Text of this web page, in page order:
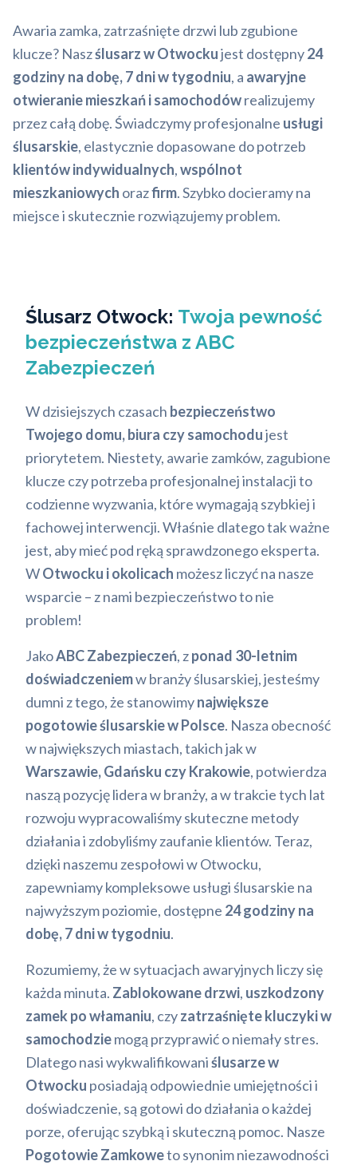
Awaria zamka, zatrzaśnięte drzwi lub zgubione
klucze? Naszślusarz w Otwockujest dostępny24
godziny na dobę, 7 dni w tygodniu, a awaryjne
otwieranie mieszkań i samochodówrealizujemy
przez całą dobę. Świadczymy profesjonalne usługi
ślusarskie, elastycznie dopasowane do potrzeb
klientów indywidualnych,wspólnot
mieszkaniowych orazfirm. Szybko docieramy na
miejsce i skutecznie rozwiązujemy problem.
Ślusarz Otwock: Twoja pewność
bezpieczeństwa z ABC
Zabezpieczeń
W dzisiejszych czasach bezpieczeństwo
Twojego domu, biura czy samochodujest
priorytetem. Niestety, awarie zamków, zagubione
klucze czy potrzeba profesjonalnej instalacji to
codzienne wyzwania, które wymagają szybkiej i
fachowej interwencji. Właśnie dlatego tak ważne
jest, aby mieć pod ręką sprawdzonego eksperta.
WOtwocku i okolicach możesz liczyć na nasze
wsparcie – z nami bezpieczeństwo to nie
problem!
JakoABC Zabezpieczeń, zponad 30-letnim
doświadczeniemw branży ślusarskiej, jesteśmy
dumni z tego, że stanowimynajwiększe
pogotowie ślusarskie w Polsce. Nasza obecność
w największych miastach, takich jak w
Warszawie, Gdańsku czy Krakowie, potwierdza
naszą pozycję lidera w branży, a w trakcie tych lat
rozwoju wypracowaliśmy skuteczne metody
działania i zdobyliśmy zaufanie klientów. Teraz,
dzięki naszemu zespołowi w Otwocku,
zapewniamy kompleksowe usługi ślusarskie na
najwyższym poziomie, dostępne 24 godziny na
dobę, 7 dni w tygodniu.
Rozumiemy, że w sytuacjach awaryjnych liczy się
każda minuta. Zablokowane drzwi, uszkodzony
zamek po włamaniu, czyzatrzaśnięte kluczyki w
samochodziemogą przyprawić o niemały stres.
Dlatego nasi wykwalifikowaniślusarze w
Otwocku posiadają odpowiednie umiejętności i
doświadczenie, są gotowi do działania o każdej
porze, oferując szybką i skuteczną pomoc. Nasze
Pogotowie Zamkoweto synonim niezawodności